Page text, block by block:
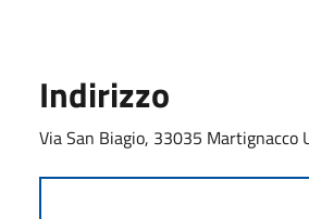
Indirizzo
Via San Biagio, 33035 Martignacco